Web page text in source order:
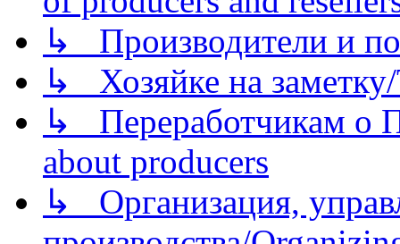
↳ Производители и
↳ Хозяйке на
↳ Переработчикам о
about producers
↳ Организация,